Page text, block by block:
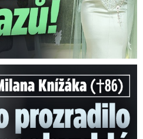
prozradilo neobvyklé parte?